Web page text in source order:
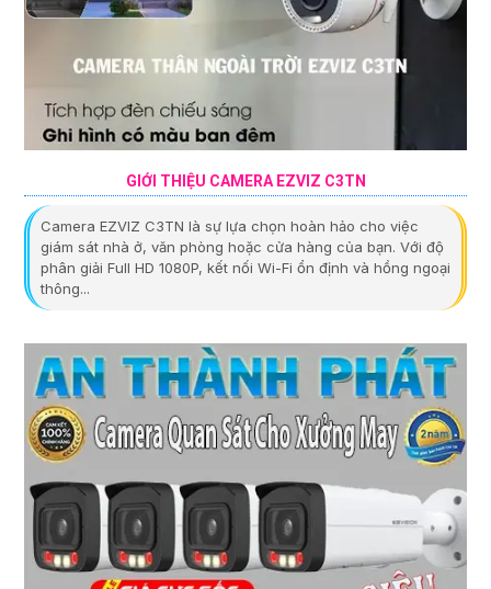
GIỚI THIỆU CAMERA EZVIZ C3TN
Camera EZVIZ C3TN là sự lựa chọn hoàn hảo cho việc
giám sát nhà ở, văn phòng hoặc cửa hàng của bạn. Với độ
phân giải Full HD 1080P, kết nối Wi-Fi ổn định và hồng ngoại
thông...